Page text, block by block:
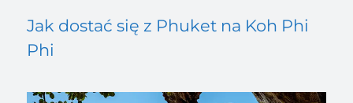
Jak dostać się z Phuket na Koh Phi
Phi